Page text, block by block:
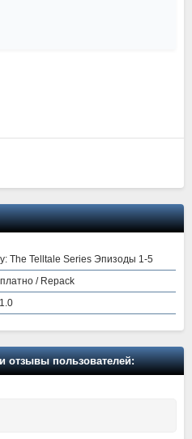
The Telltale Series Эпизоды 1-5
/ Repack
пользователей: